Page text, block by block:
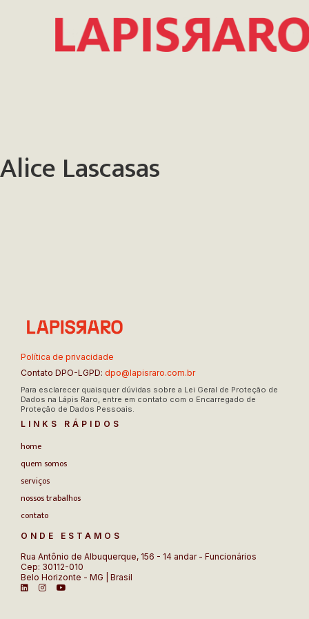
Alice Lascasas
Política de privacidade
Contato DPO-LGPD: dpo@lapisraro.com.br
Para esclarecer quaisquer dúvidas sobre a Lei Geral de Proteção de
Dados na Lápis Raro, entre em contato com o Encarregado de
Proteção de Dados Pessoais.
LINKS RÁPIDOS
home
quem somos
serviços
nossos trabalhos
contato
ONDE ESTAMOS
Rua Antônio de Albuquerque, 156 - 14 andar - Funcionários
Cep: 30112-010
Belo Horizonte - MG | Brasil